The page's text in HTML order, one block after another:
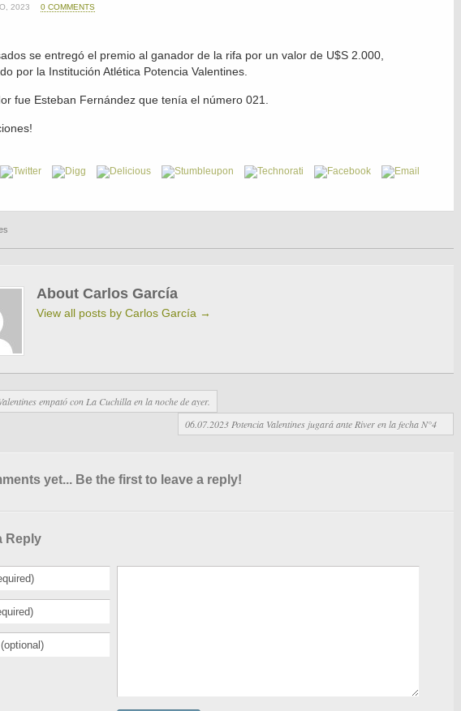
2023 0 COMMENTS
se entregó el premio al ganador de la rifa por un valor de U$S 2.000,
por la Institución Atlética Potencia Valentines.
fue Esteban Fernández que tenía el número 021.
About Carlos García
View all posts by Carlos García →
empató con La Cuchilla en la noche de ayer.
06.07.2023 Potencia Valentines jugará ante River en la fecha N°4
yet... Be the first to leave a reply!
Reply